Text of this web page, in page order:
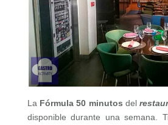
La Fórmula 50 minutos del
disponible durante una semana.